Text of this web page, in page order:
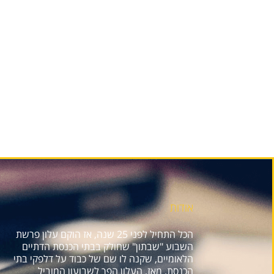
אודות
הכל התחיל לפני 25 שנה, אז הוקם עלון פרשת
השבוע "שבתון" שחולק בבתי הכנסת הדתיים
הלאומיים, שקנה לו שם של כבוד על דלפקי בתי
הכנסת. מאז, העלון הפך לשבועון המוביל